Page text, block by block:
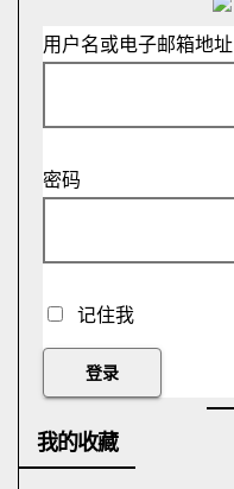
用户名或电子邮箱地址
密码
记住我
我的收藏